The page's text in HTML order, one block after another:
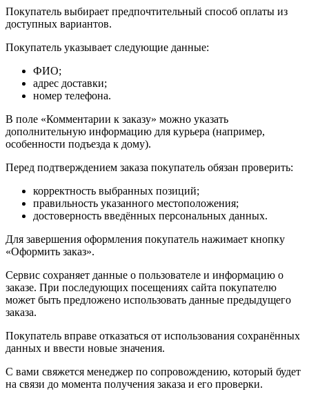
Покупатель выбирает предпочтительный способ оплаты из
доступных вариантов.
Покупатель указывает следующие данные:
ФИО;
адрес доставки;
номер телефона.
В поле «Комментарии к заказу» можно указать
дополнительную информацию для курьера (например,
особенности подъезда к дому).
Перед подтверждением заказа покупатель обязан проверить:
корректность выбранных позиций;
правильность указанного местоположения;
достоверность введённых персональных данных.
Для завершения оформления покупатель нажимает кнопку
«Оформить заказ».
Сервис сохраняет данные о пользователе и информацию о
заказе. При последующих посещениях сайта покупателю
может быть предложено использовать данные предыдущего
заказа.
Покупатель вправе отказаться от использования сохранённых
данных и ввести новые значения.
С вами свяжется менеджер по сопровождению, который будет
на связи до момента получения заказа и его проверки.